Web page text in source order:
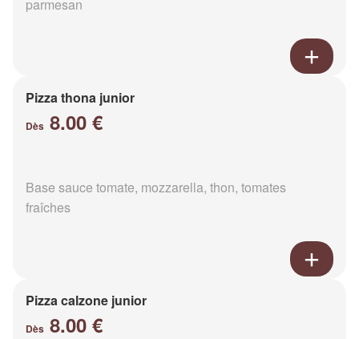
parmesan
Pizza thona junior
Dès 8.00 €
Base sauce tomate, mozzarella, thon, tomates
fraîches
Pizza calzone junior
Dès 8.00 €